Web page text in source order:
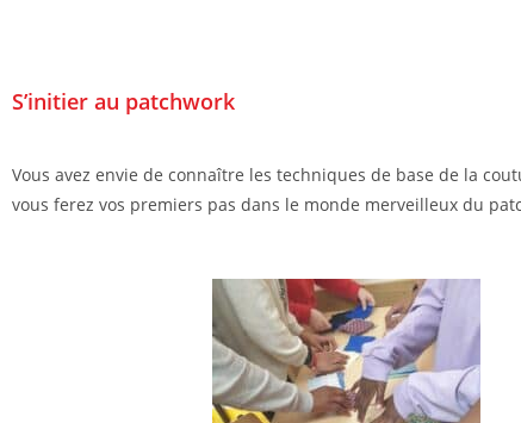
S’initier au patchwork
Vous avez envie de connaître les techniques de base de la
vous ferez vos premiers pas dans le monde merveilleux du